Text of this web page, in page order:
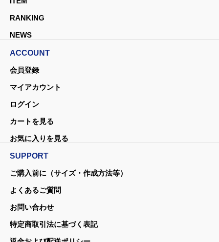
RANKING
NEWS
ACCOUNT
会員登録
マイアカウント
ログイン
カートを見る
お気に入りを見る
SUPPORT
ご購入前に（サイズ・作成方法等）
よくあるご質問
お問い合わせ
特定商取引法に基づく表記